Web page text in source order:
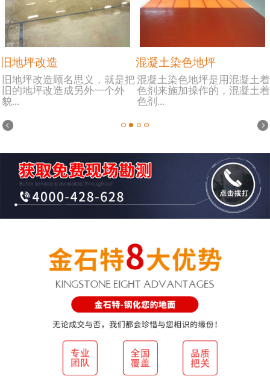
旧地坪改造
旧地坪改造顾名思义，就是把
旧的地坪改造成另外一个外
貌...
混凝土染色地坪
混凝土染色地坪是用混凝土着
色剂来施加操作的，混凝土着
色剂...